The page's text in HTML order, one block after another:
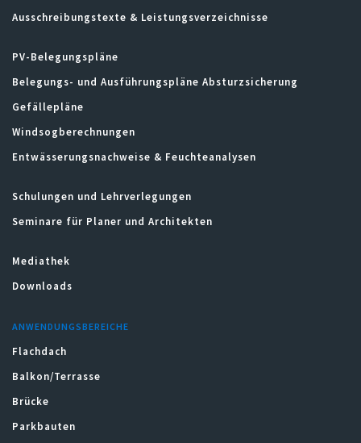
Ausschreibungstexte & Leistungsverzeichnisse
PV-Belegungspläne
Belegungs- und Ausführungspläne Absturzsicherung
Gefällepläne
Windsogberechnungen
Entwässerungsnachweise & Feuchteanalysen
Schulungen und Lehrverlegungen
Seminare für Planer und Architekten
Mediathek
Downloads
ANWENDUNGSBEREICHE
Flachdach
Balkon/Terrasse
Brücke
Parkbauten